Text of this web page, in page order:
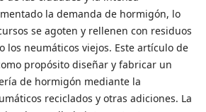
la demanda de hormigón, lo
se agoten y rellenen con residuos
los neumáticos viejos. Este artículo de
propósito diseñar y fabricar un
de hormigón mediante la
reciclados y otras adiciones. La